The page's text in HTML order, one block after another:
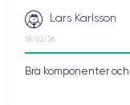
Lars Karlsson
18/02/26
Bra komponenter